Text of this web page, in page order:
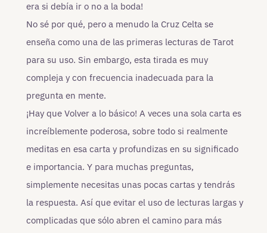
era si debía ir o no a la boda!
No sé por qué, pero a menudo la Cruz Celta se
enseña como una de las primeras lecturas de Tarot
para su uso. Sin embargo, esta tirada es muy
compleja y con frecuencia inadecuada para la
pregunta en mente.
¡Hay que Volver a lo básico! A veces una sola carta es
increíblemente poderosa, sobre todo si realmente
meditas en esa carta y profundizas en su significado
e importancia. Y para muchas preguntas,
simplemente necesitas unas pocas cartas y tendrás
la respuesta. Así que evitar el uso de lecturas largas y
complicadas que sólo abren el camino para más